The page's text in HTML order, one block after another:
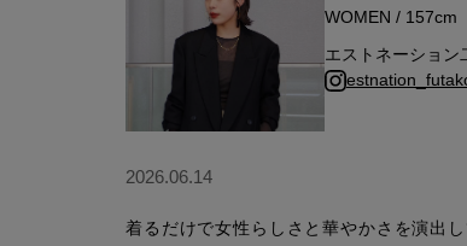
WOMEN / 157cm
エストネーション
2026.06.14
着るだけで女性らしさと華やかさを演出